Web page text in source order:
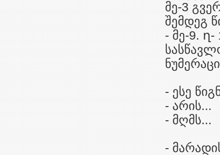
მე-3
შემდეგ
- მე-9.
- ესე
- არის...
- მღმს...
-